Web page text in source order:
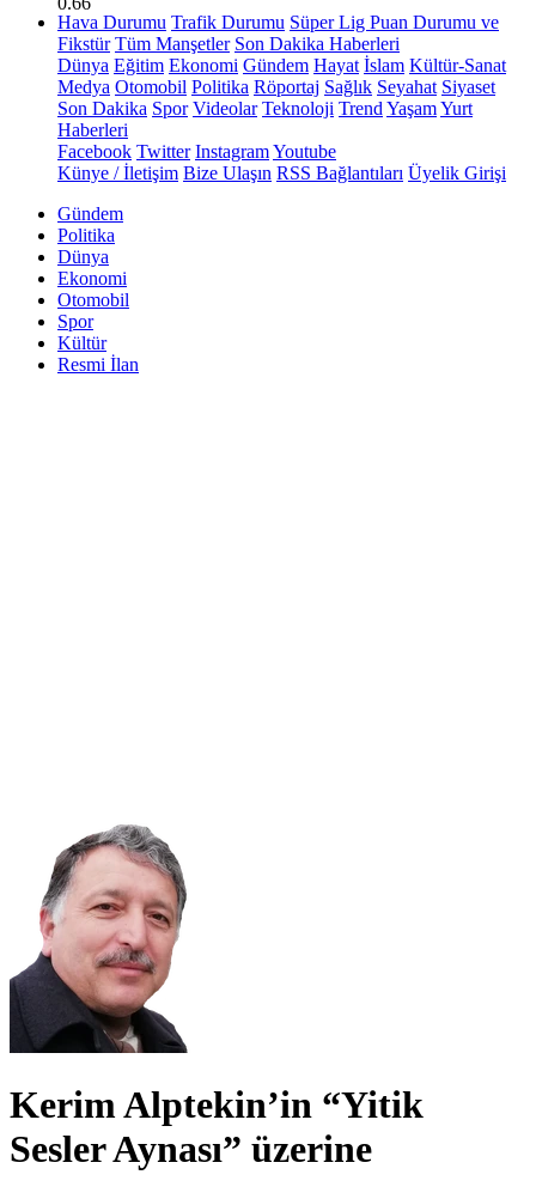
Hava Durumu Trafik Durumu Süper Lig Puan Durumu ve
Fikstür Tüm Manşetler Son Dakika Haberleri
Dünya Eğitim Ekonomi Gündem Hayat İslam Kültür-Sanat
Medya Otomobil Politika Röportaj Sağlık Seyahat Siyaset
Son Dakika Spor Videolar Teknoloji Trend YaşamYurt
Haberleri
Facebook Twitter InstagramYoutube
Künye / İletişim Bize Ulaşın RSS Bağlantıları Üyelik Girişi
Gündem
Politika
Dünya
Ekonomi
Otomobil
Spor
Kültür
Resmi İlan
Kerim Alptekin’in “Yitik
Sesler Aynası” üzerine